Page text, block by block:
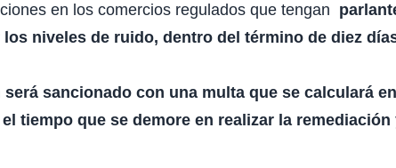
en los comercios regulados que tengan
niveles de ruido, dentro del término de diez
sancionado con una multa que se calculará
tiempo que se demore en realizar la